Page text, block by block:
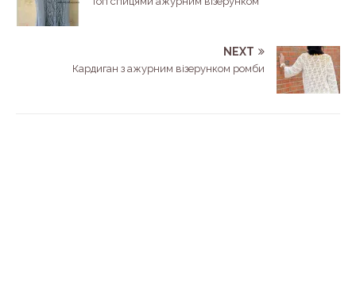
NEXT
Кардиган з ажурним візерунком ромби